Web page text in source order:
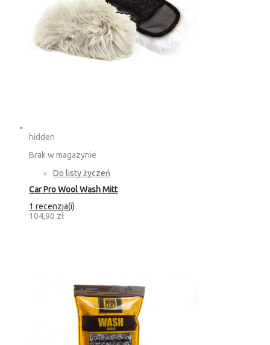
hidden
Brak w magazynie
Do listy życzeń
Car Pro Wool Wash Mitt
1 recenzja(i)
104,90 zł